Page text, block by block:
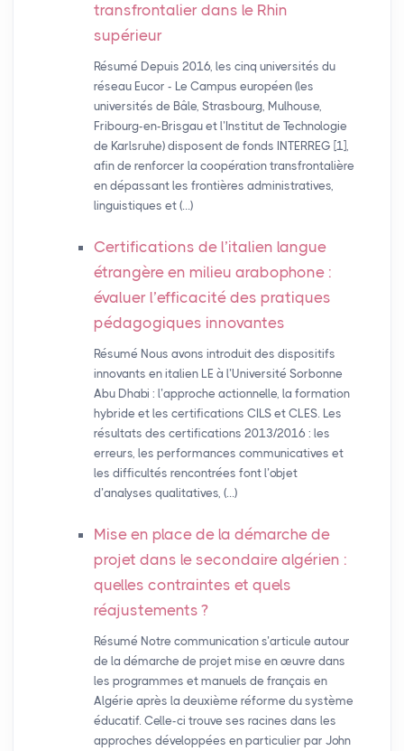
transfrontalier dans le Rhin
supérieur
Résumé Depuis 2016, les cinq universités du
réseau Eucor - Le Campus européen (les
universités de Bâle, Strasbourg, Mulhouse,
Fribourg-en-Brisgau et l’Institut de Technologie
de Karlsruhe) disposent de fonds INTERREG [1],
afin de renforcer la coopération transfrontalière
en dépassant les frontières administratives,
linguistiques et (…)
Certifications de l’italien langue
étrangère en milieu arabophone :
évaluer l’efficacité des pratiques
pédagogiques innovantes
Résumé Nous avons introduit des dispositifs
innovants en italien LE à l’Université Sorbonne
Abu Dhabi : l’approche actionnelle, la formation
hybride et les certifications CILS et CLES. Les
résultats des certifications 2013/2016 : les
erreurs, les performances communicatives et
les difficultés rencontrées font l’objet
d’analyses qualitatives, (…)
Mise en place de la démarche de
projet dans le secondaire algérien :
quelles contraintes et quels
réajustements ?
Résumé Notre communication s’articule autour
de la démarche de projet mise en œuvre dans
les programmes et manuels de français en
Algérie après la deuxième réforme du système
éducatif. Celle-ci trouve ses racines dans les
approches développées en particulier par John